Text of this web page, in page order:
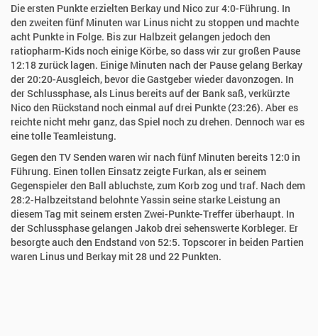
Die ersten Punkte erzielten Berkay und Nico zur 4:0-Führung. In
den zweiten fünf Minuten war Linus nicht zu stoppen und machte
acht Punkte in Folge. Bis zur Halbzeit gelangen jedoch den
ratiopharm-Kids noch einige Körbe, so dass wir zur großen Pause
12:18 zurück lagen. Einige Minuten nach der Pause gelang Berkay
der 20:20-Ausgleich, bevor die Gastgeber wieder davonzogen. In
der Schlussphase, als Linus bereits auf der Bank saß, verkürzte
Nico den Rückstand noch einmal auf drei Punkte (23:26). Aber es
reichte nicht mehr ganz, das Spiel noch zu drehen. Dennoch war es
eine tolle Teamleistung.
Gegen den TV Senden waren wir nach fünf Minuten bereits 12:0 in
Führung. Einen tollen Einsatz zeigte Furkan, als er seinem
Gegenspieler den Ball abluchste, zum Korb zog und traf. Nach dem
28:2-Halbzeitstand belohnte Yassin seine starke Leistung an
diesem Tag mit seinem ersten Zwei-Punkte-Treffer überhaupt. In
der Schlussphase gelangen Jakob drei sehenswerte Korbleger. Er
besorgte auch den Endstand von 52:5. Topscorer in beiden Partien
waren Linus und Berkay mit 28 und 22 Punkten.